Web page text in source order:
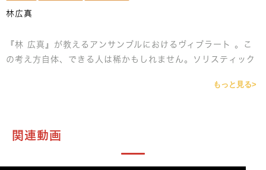
林広真
『林 広真』が教えるアンサンブルにおけるヴィブラート 。こ
の考え方自体、できる人は稀かもしれません。ソリスティック
に学びます。アンサンブル経験の多い林 広真だからこそ解説で
もっと見る>
関連動画